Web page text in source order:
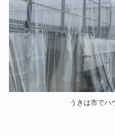
うきは市でハ